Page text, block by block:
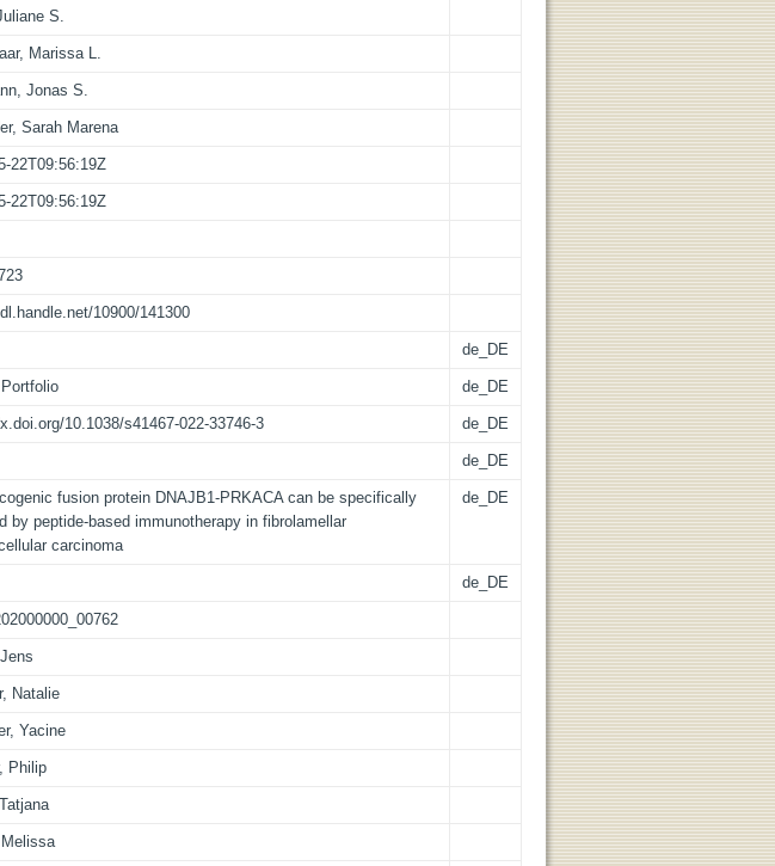
S.
Marissa L.
Jonas S.
Sarah Marena
22T09:56:19Z
22T09:56:19Z
10900/141300
de_DE
de_DE
10.1038/s41467-022-33746-3 de_DE
de_DE
fusion protein DNAJB1-PRKACA can be specifically
by peptide-based immunotherapy in fibrolamellar
carcinoma
de_DE
de_DE
Natalie
Yacine
Philip